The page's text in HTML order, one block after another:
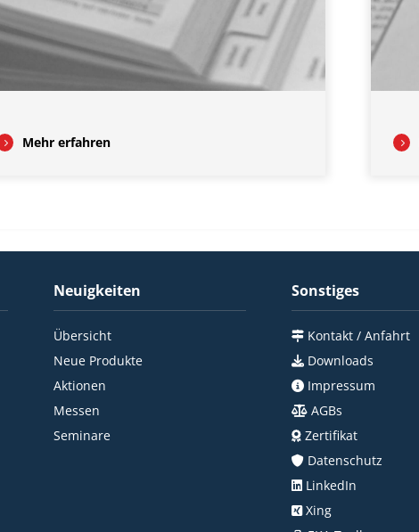
Mehr erfahren
Neuigkeiten
Übersicht
Neue Produkte
Aktionen
Messen
Seminare
Sonstiges
Kontakt / Anfahrt
Downloads
Impressum
AGBs
Zertifikat
Datenschutz
LinkedIn
Xing